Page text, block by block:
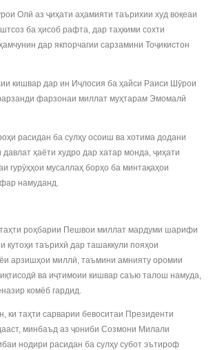
Олӣ аз ҷиҳати аҳамияти таърихии худ воқеаи
ба ҳисоб рафта, дар таҳкими сохти
дар якпорчагии сарзамини Тоҷикистон
кишвар дар ин Иҷлосия ба ҳайси Раиси Шӯрои
фарзонаи миллат муҳтарам Эмомалӣ
расидан ба сулҳу осоиш ва хотима додани
ҳаёти худро дар хатар монда, ҷиҳати
гурӯҳҳои мусаллаҳ борҳо ба минтақаҳои
намуданд.
таҳти роҳбарии Пешвои миллат мардуми шарифи
кутоҳи таърихӣ дар ташаккули пояҳои
арзишҳои миллӣ, таъмини амнияту оромии
ва иҷтимоии кишвар саъю талош намуда,
комёб гардид.
ки таҳти сарварии бевоситаи Президенти
минбаъд аз ҷониби Созмони Милали
нодири расидан ба сулҳу субот эътироф